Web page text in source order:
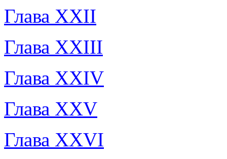
Глава XXII
Глава XXIII
Глава XXIV
Глава XXV
Глава XXVI